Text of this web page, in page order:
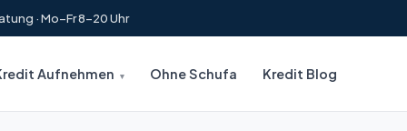
· Mo–Fr 8–20 Uhr
Aufnehmen Ohne Schufa Kredit Blog